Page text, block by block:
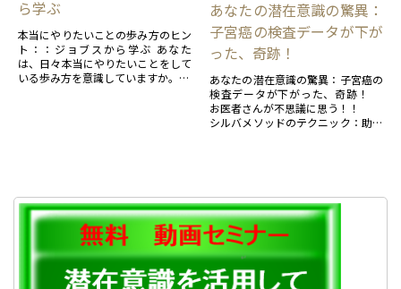
ら学ぶ
本当にやりたいことの歩み方のヒン
ト：：ジョブスから学ぶ あなた
は、日々本当にやりたいことをして
いる歩み方を意識していますか。
あなたの潜在意識の驚異：
子宮癌の検査データが下が
った、奇跡！
あなたの潜在意識の驚異：子宮癌の
検査データが下がった、奇跡！
お医者さんが不思議に思う！！
シルバメソッドのテクニック：助言